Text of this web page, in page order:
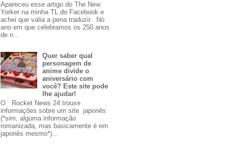
Apareceu esse artigo do The New
Yorker na minha TL do Facebook e
achei que valia a pena traduzir. No
ano em que celebramos os 250 anos
de n...
Quer saber qual
personagem de
anime divide o
aniversário com
você? Este site pode
lhe ajudar!
O Rocket News 24 trouxe
informações sobre um site japonês
(*sim, alguma informação
romanizada, mas basicamente é em
japonês mesmo*)...